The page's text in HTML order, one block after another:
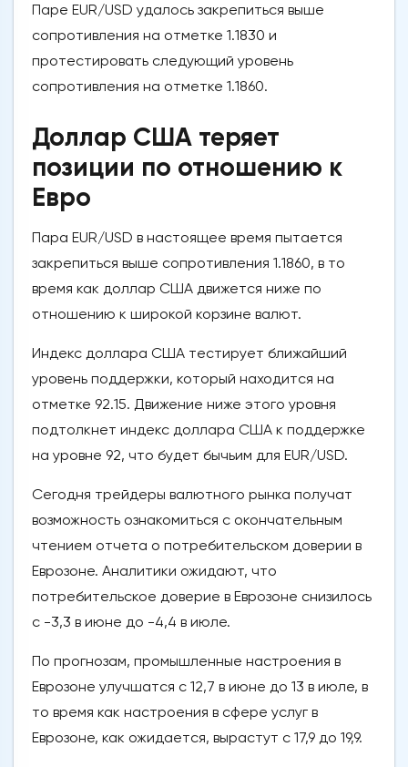
Паре EUR/USD удалось закрепиться выше
сопротивления на отметке 1.1830 и
протестировать следующий уровень
сопротивления на отметке 1.1860.
Доллар США теряет
позиции по отношению к
Евро
Пара EUR/USD в настоящее время пытается
закрепиться выше сопротивления 1.1860, в то
время как доллар США движется ниже по
отношению к широкой корзине валют.
Индекс доллара США тестирует ближайший
уровень поддержки, который находится на
отметке 92.15. Движение ниже этого уровня
подтолкнет индекс доллара США к поддержке
на уровне 92, что будет бычьим для EUR/USD.
Сегодня трейдеры валютного рынка получат
возможность ознакомиться с окончательным
чтением отчета о потребительском доверии в
Еврозоне. Аналитики ожидают, что
потребительское доверие в Еврозоне снизилось
с -3,3 в июне до -4,4 в июле.
По прогнозам, промышленные настроения в
Еврозоне улучшатся с 12,7 в июне до 13 в июле, в
то время как настроения в сфере услуг в
Еврозоне, как ожидается, вырастут с 17,9 до 19,9.